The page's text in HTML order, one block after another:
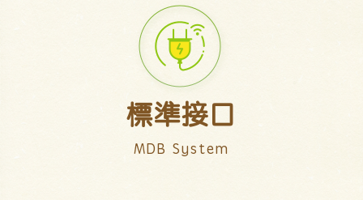
標準接口
MDB System